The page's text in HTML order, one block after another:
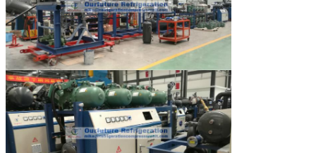
1. Facebook: www.facebook.com/compressorracks
2. Blogger: compressorracks.blogspot.com